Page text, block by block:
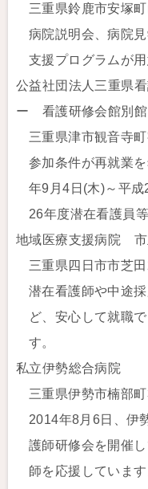
三重県鈴鹿市安塚
病院説明会、病院
支援プログラムが用
公益社団法人三重県
ー 看護研修会館別館
三重県津市観音寺
参加条件が再就業
年9月4日(木)～平
26年度潜在看護員
地域医療支援病院 市
三重県四日市市芝
潜在看護師や中途
ど、安心して就職
す。
私立伊勢総合病院
三重県伊勢市楠部
2014年8月6日、伊
護師研修会を開催
師を応援しています